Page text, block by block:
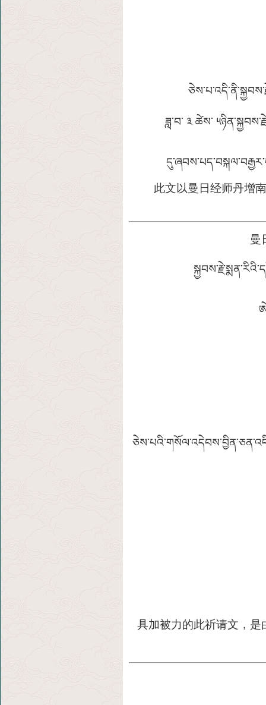
ཟླ་བ་ ༣ ཚེས་
此文以曼日经师丹增南
曼
具加被力的此祈请文，